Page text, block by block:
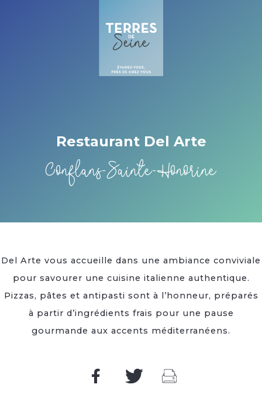
Restaurant Del Arte
Conflans-Sainte-Honorine
Del Arte vous accueille dans une ambiance conviviale
pour savourer une cuisine italienne authentique.
Pizzas, pâtes et antipasti sont à l’honneur, préparés
à partir d’ingrédients frais pour une pause
gourmande aux accents méditerranéens.